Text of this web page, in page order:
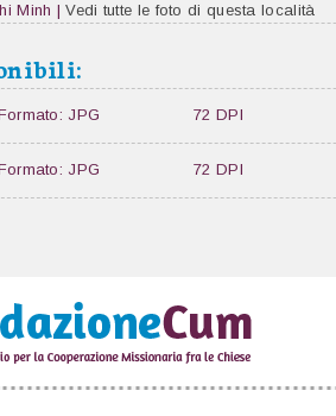
Minh |Vedi tutte le foto di questa località
JPG 72 DPI
JPG 72 DPI